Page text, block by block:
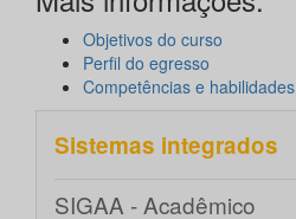
Objetivos do curso
Perfil do egresso
Competências e habilidades
Sistemas integrados
SIGAA - Acadêmico